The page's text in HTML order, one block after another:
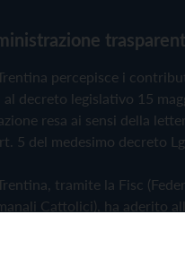
percepisce i
al decreto legislativo 15
resa ai sensi della
5 del medesimo decreto
tramite la Fisc
Cattolici), ha aderito